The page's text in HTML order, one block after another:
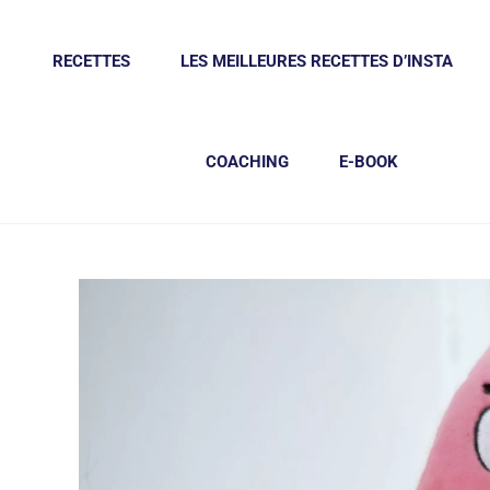
RECETTES LES MEILLEURES RECETTES D’INSTA
COACHING E-BOOK